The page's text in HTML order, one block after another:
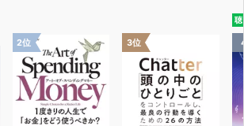
2位 3位
聴